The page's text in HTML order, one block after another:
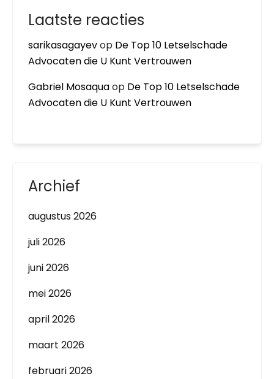
Laatste reacties
sarikasagayevop De Top 10 Letselschade
Advocaten die U Kunt Vertrouwen
Gabriel Mosaquaop De Top 10 Letselschade
Advocaten die U Kunt Vertrouwen
Archief
augustus 2026
juli 2026
juni 2026
mei 2026
april 2026
maart 2026
februari 2026